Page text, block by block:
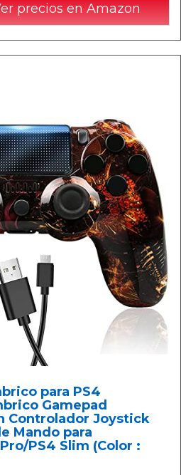
precios en Amazon
para PS4
Gamepad
Controlador Joystick
Mando para
PS4 Slim (Color :